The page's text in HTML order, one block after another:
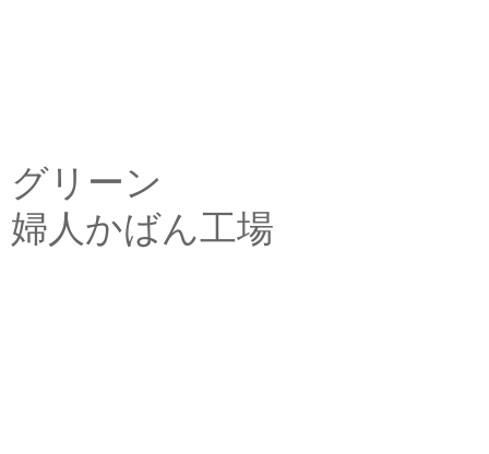
グリーン
婦人かばん工場